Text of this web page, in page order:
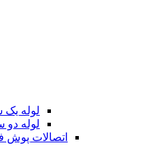
لوله
لوله
اتصالات پوش